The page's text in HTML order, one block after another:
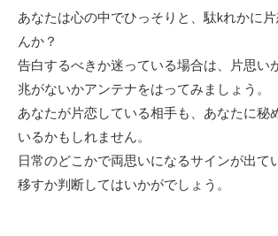
あなたは心の中でひっそりと、駄kれかに
んか？
告白するべきか迷っている場合は、片思い
兆がないかアンテナをはってみましょう。
あなたが片恋している相手も、あなたに秘
いるかもしれません。
日常のどこかで両思いになるサインが出て
移すか判断してはいかがでしょう。